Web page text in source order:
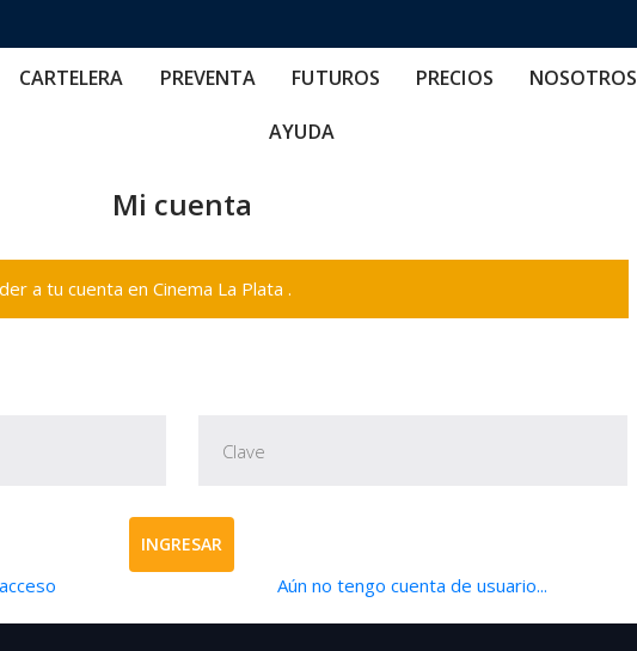
CARTELERA PREVENTA FUTUROS PRECIOS NOSOTROS
AYUDA
Mi cuenta
a tu cuenta en Cinema La Plata .
INGRESAR
Aún no tengo cuenta de usuario...